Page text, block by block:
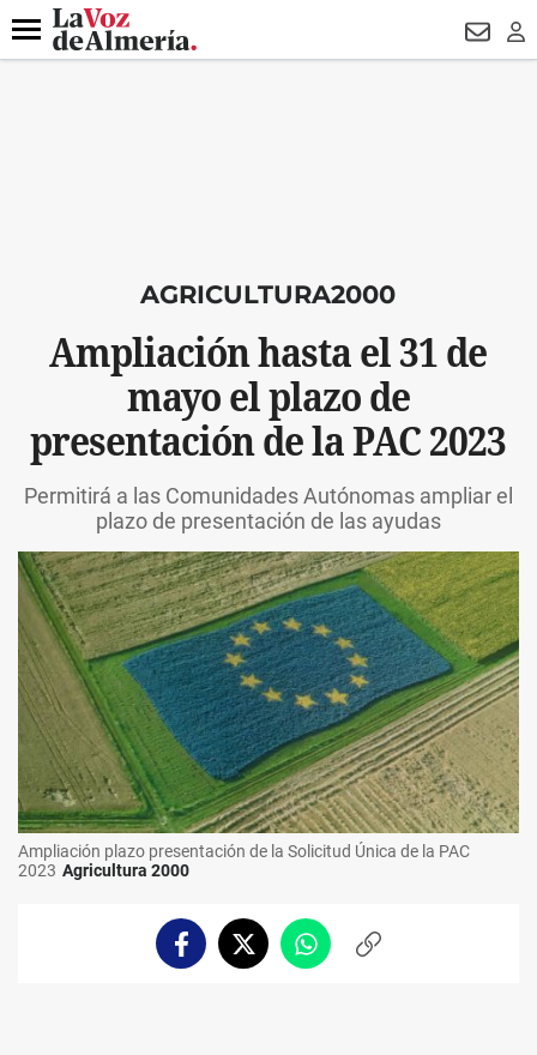
DESTACADO DRON UDA
Menú
AGRICULTURA2000
Ampliación hasta el 31 de
mayo el plazo de
presentación de la PAC 2023
Permitirá a las Comunidades Autónomas ampliar el
plazo de presentación de las ayudas
Ampliación plazo presentación de la Solicitud Única de la PAC
2023 Agricultura 2000
FacebookTwitterWhatsappCopiar